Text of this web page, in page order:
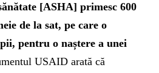
[ASHA] primesc 600
de la sat, pe care o
pentru o naștere a unei
USAID arată că